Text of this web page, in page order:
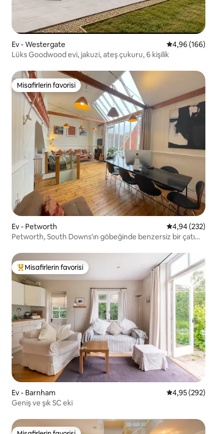
Ev - Westergate 5 üzerinden
4,96 (166)
Lüks Goodwood evi, jakuzi, ateş çukuru, 6 kişilik
Misafirlerin favorisi
Misafirlerin favorisi
Ev - Petworth 5 üzerinden
4,94 (232)
Petworth, South Downs'ın göbeğinde benzersiz bir çatı
Misafirlerin favorilerinden en beğenilenler arasında
Misafirlerin favorisi
Ev - Barnham 5 üzerinden
4,95 (292)
Geniş ve şık SC eki